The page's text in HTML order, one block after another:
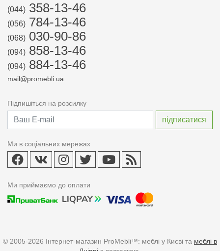
(044) 358-13-46
(056) 784-13-46
(068) 030-90-86
(094) 858-13-46
(094) 884-13-46
mail@promebli.ua
Підпишіться на розсилку
Ми в соціальних мережах
Ми приймаємо до оплати
© 2005-2026 Інтернет-магазин ProMebli™: меблі у Києві та меблі в